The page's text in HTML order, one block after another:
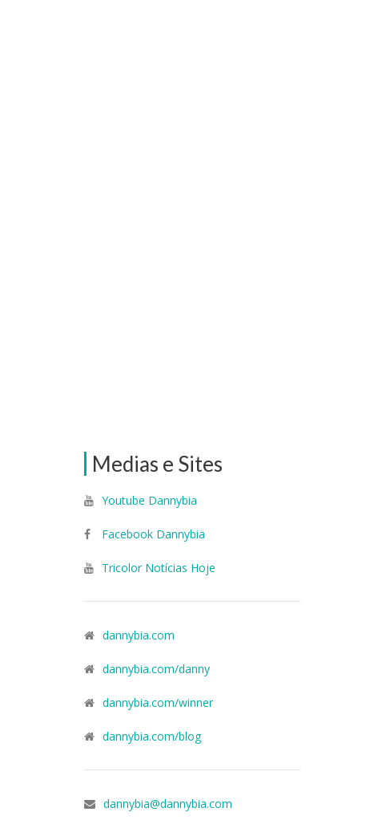
Medias e Sites
Youtube Dannybia
Facebook Dannybia
Tricolor Notícias Hoje
dannybia.com
dannybia.com/danny
dannybia.com/winner
dannybia.com/blog
dannybia@dannybia.com